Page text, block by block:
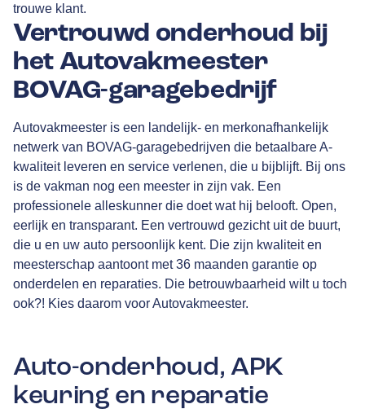
trouwe klant.
Vertrouwd onderhoud bij
het Autovakmeester
BOVAG-garagebedrijf
Autovakmeester is een landelijk- en merkonafhankelijk
netwerk van BOVAG-garagebedrijven die betaalbare A-
kwaliteit leveren en service verlenen, die u bijblijft. Bij ons
is de vakman nog een meester in zijn vak. Een
professionele alleskunner die doet wat hij belooft. Open,
eerlijk en transparant. Een vertrouwd gezicht uit de buurt,
die u en uw auto persoonlijk kent. Die zijn kwaliteit en
meesterschap aantoont met36 maanden garantie op
onderdelen en reparaties. Die betrouwbaarheid wilt u toch
ook?! Kies daarom voor Autovakmeester.
Auto-onderhoud, APK
keuring en reparatie